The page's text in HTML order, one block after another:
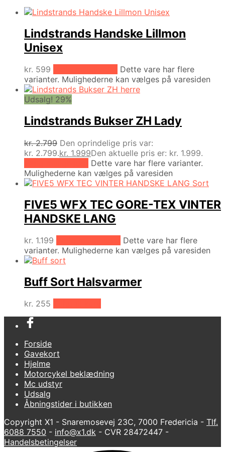
Lindstrands Handske Lillmon
Unisex
kr. 599
Dette vare har flere
varianter. Mulighederne kan vælges på varesiden
Udsalg! 29%
Lindstrands Bukser ZH Lady
kr.2.799 Den oprindelige pris var:
kr. 2.799.kr. 1.999Den aktuelle pris er: kr. 1.999.
Dette vare har flere varianter.
Mulighederne kan vælges på varesiden
FIVE5 WFX TEC GORE-TEX VINTER
HANDSKE LANG
kr. 1.199
Dette vare har flere
varianter. Mulighederne kan vælges på varesiden
Buff Sort Halsvarmer
kr. 255
Forside
Gavekort
Hjelme
Motorcykel beklædning
Mc udstyr
Udsalg
Åbningstider i butikken
Copyright X1 - Snaremosevej 23C, 7000 Fredericia - Tlf.
6088 7550 - info@x1.dk - CVR 28472447 -
Handelsbetingelser